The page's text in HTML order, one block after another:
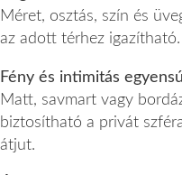
Méret, osztás, szín és
az adott térhez igazítható.
Fény és intimitás
Matt, savmart vagy
biztosítható a privát
átjut.